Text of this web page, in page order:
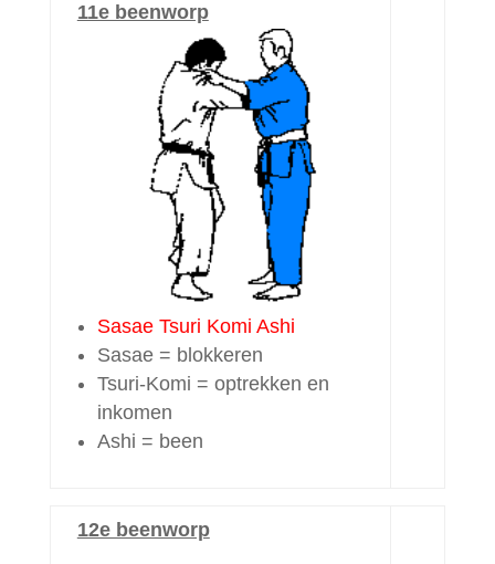
11e beenworp
Sasae Tsuri Komi Ashi
Sasae = blokkeren
Tsuri-Komi = optrekken en
inkomen
Ashi = been
12e beenworp